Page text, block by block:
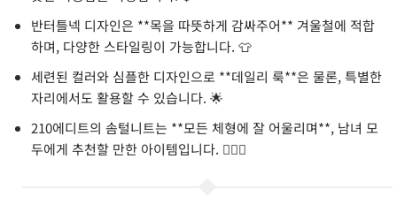
반터틀넥 디자인은 **목을 따뜻하게 감싸주어** 겨울철에 적합
하며, 다양한 스타일링이 가능합니다. 👕
세련된 컬러와 심플한 디자인으로 **데일리 룩**은 물론, 특별한
자리에서도 활용할 수 있습니다. 🌟
210에디트의 솜털니트는 **모든 체형에 잘 어울리며**, 남녀 모
두에게 추천할 만한 아이템입니다. 👩‍❤️‍👨